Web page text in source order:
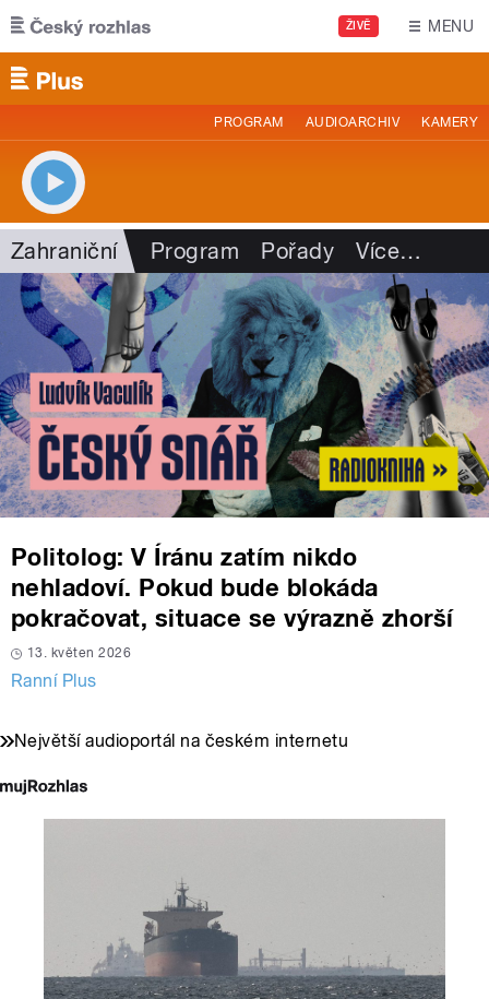
Přejít k hlavnímu obsahu
ŽIVĚ MENU
PROGRAM AUDIOARCHIV KAMERY
Zahraniční Program Pořady Více…
Politolog: V Íránu zatím nikdo
nehladoví. Pokud bude blokáda
pokračovat, situace se výrazně zhorší
13. květen 2026
Ranní Plus
Největší audioportál na českém internetu